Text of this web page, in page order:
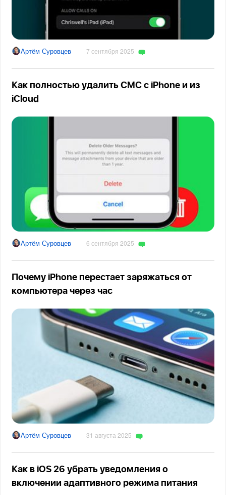
Артём Суровцев 7 сентября 2025
Как полностью удалить СМС с iPhone и из
iCloud
Артём Суровцев 6 сентября 2025
Почему iPhone перестает заряжаться от
компьютера через час
Артём Суровцев 31 августа 2025
Как в iOS 26 убрать уведомления о
включении адаптивного режима питания